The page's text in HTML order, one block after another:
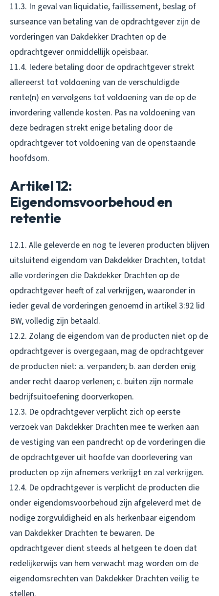
11.3. In geval van liquidatie, faillissement, beslag of
surseance van betaling van de opdrachtgever zijn de
vorderingen van Dakdekker Drachten op de
opdrachtgever onmiddellijk opeisbaar.
11.4. Iedere betaling door de opdrachtgever strekt
allereerst tot voldoening van de verschuldigde
rente(n) en vervolgens tot voldoening van de op de
invordering vallende kosten. Pas na voldoening van
deze bedragen strekt enige betaling door de
opdrachtgever tot voldoening van de openstaande
hoofdsom.
Artikel 12:
Eigendomsvoorbehoud en
retentie
12.1. Alle geleverde en nog te leveren producten blijven
uitsluitend eigendom van Dakdekker Drachten, totdat
alle vorderingen die Dakdekker Drachten op de
opdrachtgever heeft of zal verkrijgen, waaronder in
ieder geval de vorderingen genoemd in artikel 3:92 lid
BW, volledig zijn betaald.
12.2. Zolang de eigendom van de producten niet op de
opdrachtgever is overgegaan, mag de opdrachtgever
de producten niet: a. verpanden; b. aan derden enig
ander recht daarop verlenen; c. buiten zijn normale
bedrijfsuitoefening doorverkopen.
12.3. De opdrachtgever verplicht zich op eerste
verzoek van Dakdekker Drachten mee te werken aan
de vestiging van een pandrecht op de vorderingen die
de opdrachtgever uit hoofde van doorlevering van
producten op zijn afnemers verkrijgt en zal verkrijgen.
12.4. De opdrachtgever is verplicht de producten die
onder eigendomsvoorbehoud zijn afgeleverd met de
nodige zorgvuldigheid en als herkenbaar eigendom
van Dakdekker Drachten te bewaren. De
opdrachtgever dient steeds al hetgeen te doen dat
redelijkerwijs van hem verwacht mag worden om de
eigendomsrechten van Dakdekker Drachten veilig te